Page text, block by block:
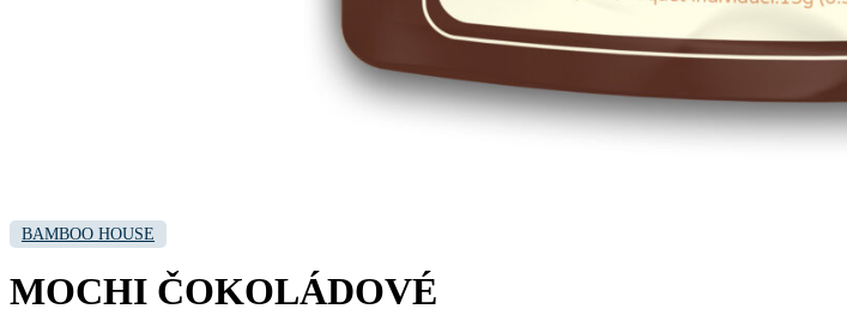
BAMBOO HOUSE
MOCHI ČOKOLÁDOVÉ